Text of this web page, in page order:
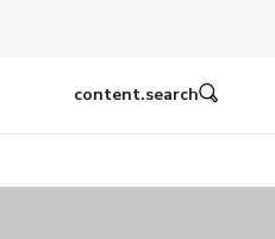
content.search